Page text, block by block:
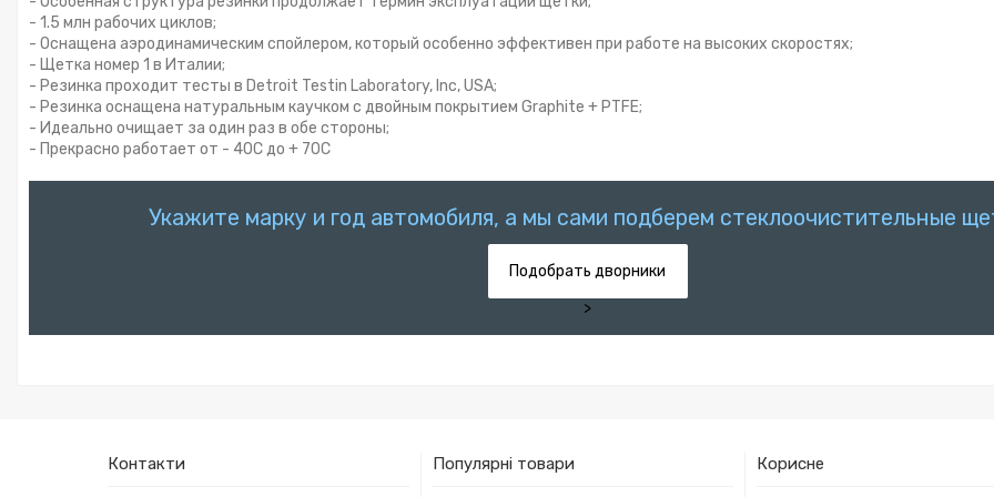
- 1.5 млн рабочих циклов;
- Оснащена аэродинамическим спойлером, который особенно эффективен при работе на высоких скоростях;
- Щетка номер 1 в Италии;
- Резинка проходит тесты в Detroit Testin Laboratory, Inc, USA;
- Резинка оснащена натуральным каучком с двойным покрытием Graphite + PTFE;
- Идеально очищает за один раз в обе стороны;
- Прекрасно работает от - 40С до + 70С
Укажите марку и год автомобиля, а мы сами подберем стеклоочистительные
Подобрать дворники
>
Контакти Популярні товари Корисне